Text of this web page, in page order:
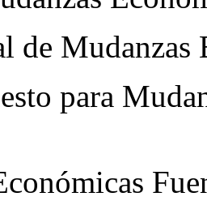
de Mudanzas
para